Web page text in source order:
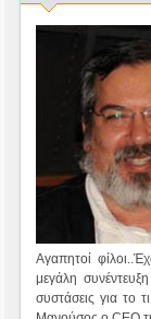
Αγαπητοί
μεγάλη
συστάσεις για το